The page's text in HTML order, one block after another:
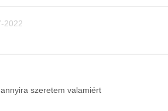
2022
szeretem valamiért